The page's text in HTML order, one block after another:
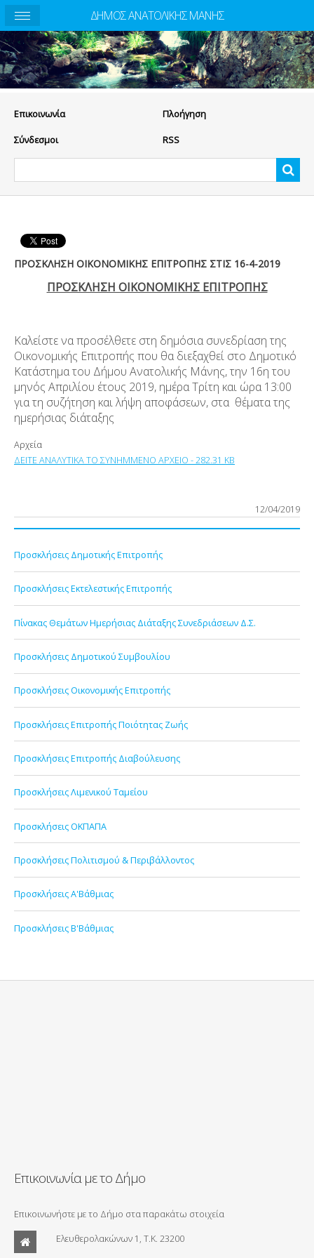
Eπικοινωνία Πλοήγηση
Σύνδεσμοι RSS
ΠΡΟΣΚΛΗΣΗ ΟΙΚΟΝΟΜΙΚΗΣ ΕΠΙΤΡΟΠΗΣ ΣΤΙΣ 16-4-2019
ΠΡΟΣΚΛΗΣΗ ΟΙΚΟΝΟΜΙΚΗΣ ΕΠΙΤΡΟΠΗΣ
Καλείστε να προσέλθετε στη δημόσια συνεδρίαση της
Οικονομικής Επιτροπής που θα διεξαχθεί στο Δημοτικό
Κατάστημα του Δήμου Ανατολικής Μάνης, την 16η του
μηνός Απριλίου έτους 2019, ημέρα Τρίτη και ώρα 13:00
για τη συζήτηση και λήψη αποφάσεων, στα θέματα της
ημερήσιας διάταξης
Αρχεία
ΔΕΙΤΕ ΑΝΑΛΥΤΙΚΑ ΤΟ ΣΥΝΗΜΜΕΝΟ ΑΡΧΕΙΟ - 282.31 KB
12/04/2019
Προσκλήσεις Δημοτικής Επιτροπής
Προσκλήσεις Εκτελεστικής Επιτροπής
Πίνακας Θεμάτων Ημερήσιας Διάταξης Συνεδριάσεων Δ.Σ.
Προσκλήσεις Δημοτικού Συμβουλίου
Προσκλήσεις Οικονομικής Επιτροπής
Προσκλήσεις Επιτροπής Ποιότητας Ζωής
Προσκλήσεις Επιτροπής Διαβούλευσης
Προσκλήσεις Λιμενικού Ταμείου
Προσκλήσεις ΟΚΠΑΠΑ
Προσκλήσεις Πολιτισμού & Περιβάλλοντος
Προσκλήσεις Α'Βάθμιας
Προσκλήσεις Β'Βάθμιας
Επικοινωνία με το Δήμο
Επικοινωνήστε με το Δήμο στα παρακάτω στοιχεία
Ελευθερολακώνων 1, Τ.Κ. 23200
ΔΗΜΟΣ ΑΝΑΤΟΛΙΚΗΣ ΜΑΝΗΣ